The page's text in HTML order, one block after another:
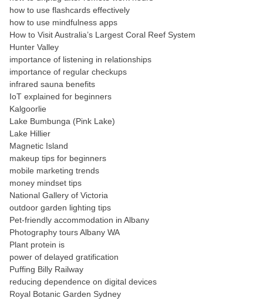
how to use flashcards effectively
how to use mindfulness apps
How to Visit Australia’s Largest Coral Reef System
Hunter Valley
importance of listening in relationships
importance of regular checkups
infrared sauna benefits
IoT explained for beginners
Kalgoorlie
Lake Bumbunga (Pink Lake)
Lake Hillier
Magnetic Island
makeup tips for beginners
mobile marketing trends
money mindset tips
National Gallery of Victoria
outdoor garden lighting tips
Pet-friendly accommodation in Albany
Photography tours Albany WA
Plant protein is
power of delayed gratification
Puffing Billy Railway
reducing dependence on digital devices
Royal Botanic Garden Sydney